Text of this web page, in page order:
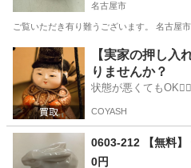
名古屋市
ご覧いただき有り難うございます。 名古
愛知 名古屋市 年中行事用品
【実家の押し入
りませんか？
状態が悪くても
COYASH
0603-212 【無料】
0円